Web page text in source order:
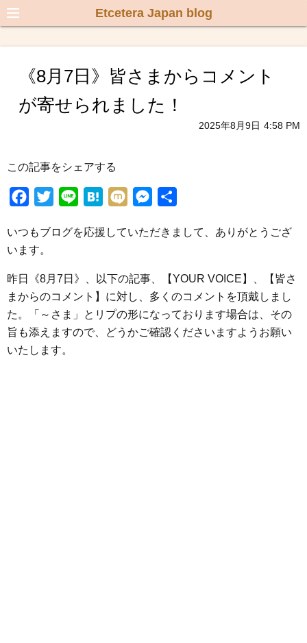
Etcetera Japan blog
《8月7日》皆さまからコメント
が寄せられました！
2025年8月9日 4:58 PM
この記事をシェアする
c
e
o
k
i
t
e
r
n
H
t
n
a
M
x
s
n
g
e
いつもブログを応援していただきまして、ありがとうござ
います。
昨日《8月7日》、以下の記事、【YOUR VOICE】、【皆さ
まからのコメント】に対し、多くのコメントを頂戴しまし
た。「～さま」とリプの形になっております場合は、その
旨も添えますので、どうかご確認くださいますようお願い
いたします。